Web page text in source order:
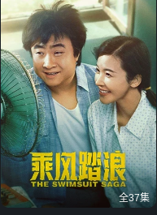
全37集